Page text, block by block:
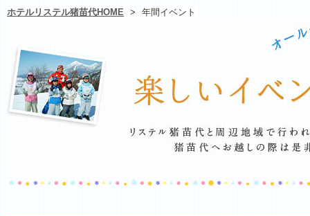
ホテルリステル猪苗代HOME > 年間イベント